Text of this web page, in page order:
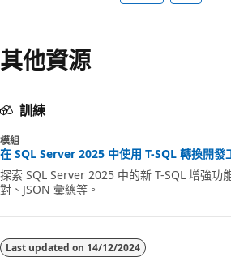
其他資源
訓練
模組
在 SQL Server 2025 中使用 T-SQL 轉換開
探索 SQL Server 2025 中的新 T-SQL 增強功
對、JSON 彙總等。
Last updated on 14/12/2024